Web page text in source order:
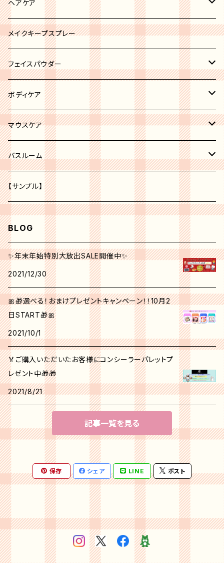
ブルー系
ブラウン系
ピンク系
イエロー系
レッド系
オレンジ系
パープル系
グリーン系
クリエイティブ ミー No.1
シンクピンクパレット
フォールフェスティバル
ウィンターベリーパレット
リップトリートメント
ボディケア
ニキビケア
洗顔
化粧水
美容液
ピーリング
クリーム
美白
角質ケア
日焼け止め
マスク
アイクリーム
ヘアケア
ヘアオイル
メイクキープスプレー
フェイスパウダー
ハイライト
ボディケア
ボディークリーム
マウスケア
歯磨き粉
バスルーム
トイレ
【サンプル】
BLOG
✨年末年始特別大放出SALE開催中✨
2021/12/30
🎀🎁選べる！おまけプレゼントキャンペーン！！10月2
日START🎁🎀
2021/10/1
🏅ご購入いただいたお客様にコンシーラーパレットプ
レゼント中🎁🎁
2021/8/21
記事一覧を見る
保存 シェア LINE ポスト